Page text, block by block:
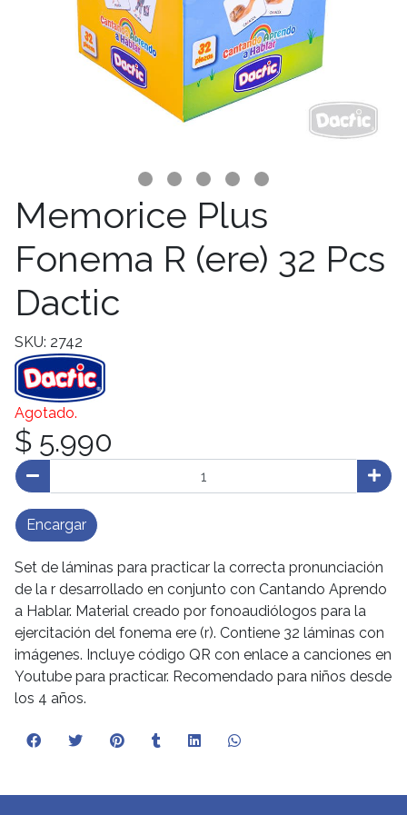
Memorice Plus
Fonema R (ere) 32 Pcs
Dactic
SKU: 2742
Agotado.
$ 5.990
Encargar
Set de láminas para practicar la correcta pronunciación
de la r desarrollado en conjunto con Cantando Aprendo
a Hablar. Material creado por fonoaudiólogos para la
ejercitación del fonema ere (r). Contiene 32 láminas con
imágenes. Incluye código QR con enlace a canciones en
Youtube para practicar. Recomendado para niños desde
los 4 años.